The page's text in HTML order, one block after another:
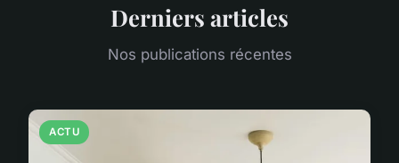
Derniers articles
Nos publications récentes
ACTU